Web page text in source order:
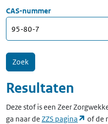
CAS-nummer
Resultaten
Deze stof is een Zeer
ga naar de ZZS pagina
of de